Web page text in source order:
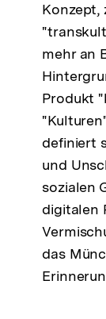
Konzept,
mehr an
Produkt
definiert
und
sozialen
digitalen
das